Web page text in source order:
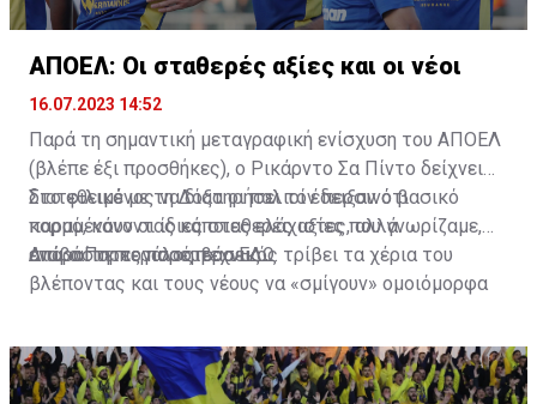
ΑΠΟΕΛ: Οι σταθερές αξίες και οι νέοι
16.07.2023 14:52
Παρά τη σημαντική μεταγραφική ενίσχυση του ΑΠΟΕΛ
(βλέπε έξι προσθήκες), ο Ρικάρντο Σα Πίντο δείχνει
διατεθειμένος να διατηρήσει τον περσινό βασικό
κορμό, κάνοντας κάποιες ελάχιστες, αλλά
απαραίτητες παρεμβάσεις.
Στο φιλικό με τη Δόξα οι παλιοί έδειξαν ότι
παραμένουν οι ίδιες σταθερές αξίες που γνωρίζαμε,
ενώ ο Πορτογάλος τεχνικός τρίβει τα χέρια του
βλέποντας και τους νέους να «σμίγουν» ομοιόμορφα
Διαβάστε περισσότεραΕΔΩ.